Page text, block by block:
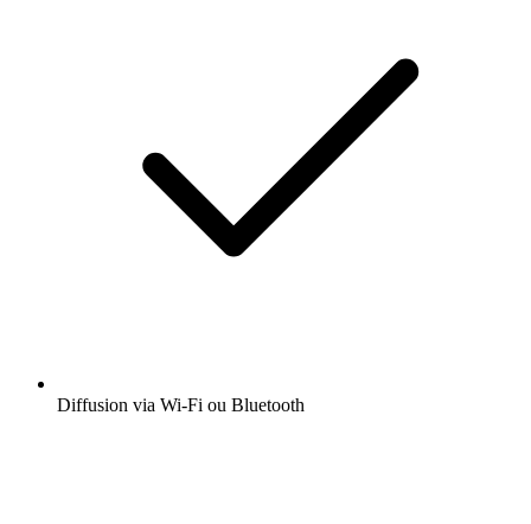
Diffusion via Wi-Fi ou Bluetooth